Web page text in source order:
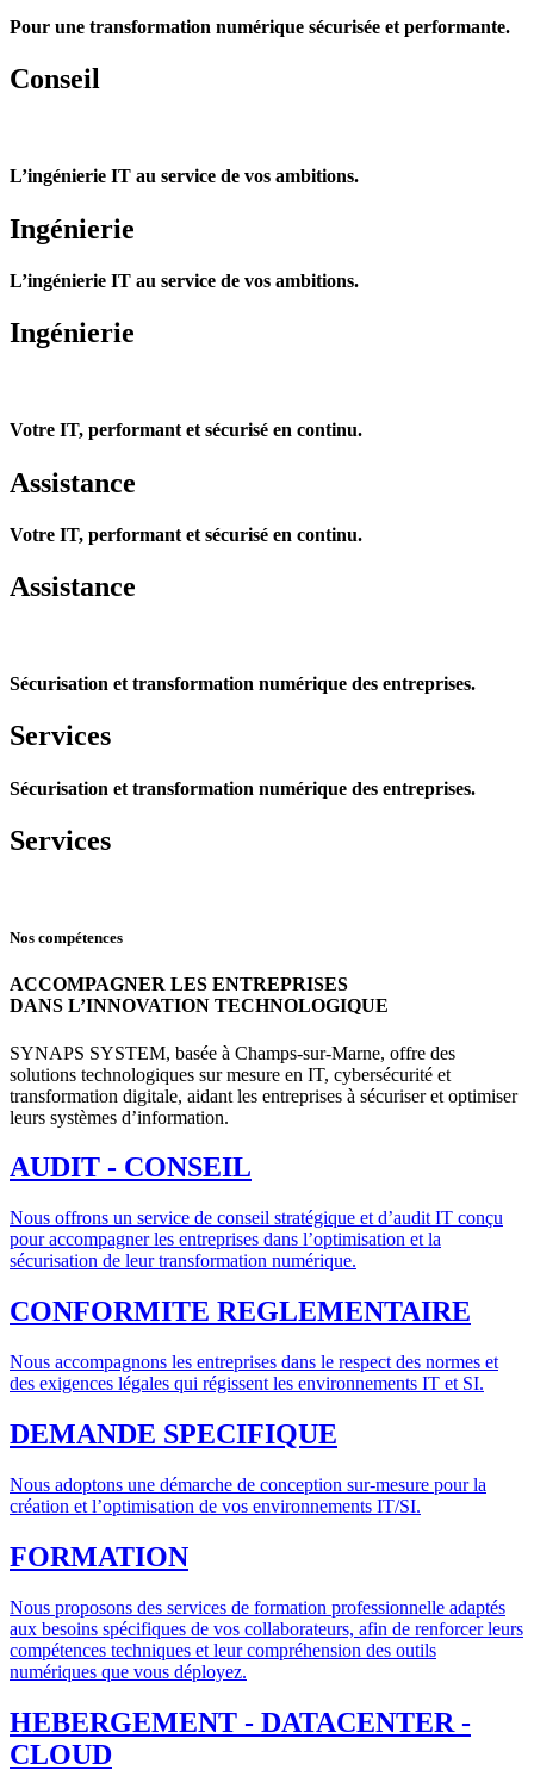
Pour une transformation numérique sécurisée et performante.
Conseil
L’ingénierie IT au service de vos ambitions.
Ingénierie
L’ingénierie IT au service de vos ambitions.
Ingénierie
Votre IT, performant et sécurisé en continu.
Assistance
Votre IT, performant et sécurisé en continu.
Assistance
Sécurisation et transformation numérique des entreprises.
Services
Sécurisation et transformation numérique des entreprises.
Services
Nos compétences
ACCOMPAGNER LES ENTREPRISES
DANS L’INNOVATION TECHNOLOGIQUE
SYNAPS SYSTEM, basée à Champs-sur-Marne, offre des
solutions technologiques sur mesure en IT, cybersécurité et
transformation digitale, aidant les entreprises à sécuriser et optimiser
leurs systèmes d’information.
AUDIT - CONSEIL
Nous offrons un service de conseil stratégique et d’audit IT conçu
pour accompagner les entreprises dans l’optimisation et la
sécurisation de leur transformation numérique.
CONFORMITE REGLEMENTAIRE
Nous accompagnons les entreprises dans le respect des normes et
des exigences légales qui régissent les environnements IT et SI.
DEMANDE SPECIFIQUE
Nous adoptons une démarche de conception sur-mesure pour la
création et l’optimisation de vos environnements IT/SI.
FORMATION
Nous proposons des services de formation professionnelle adaptés
aux besoins spécifiques de vos collaborateurs, afin de renforcer leurs
compétences techniques et leur compréhension des outils
numériques que vous déployez.
HEBERGEMENT - DATACENTER -
CLOUD